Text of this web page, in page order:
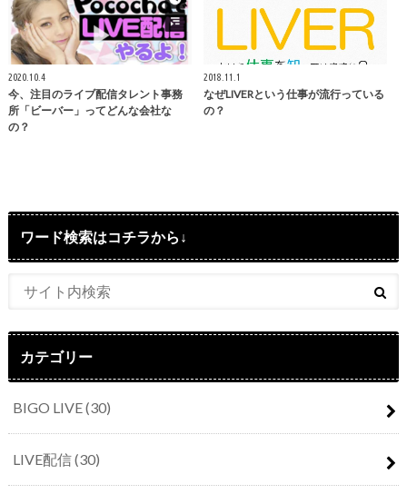
2020.10.4
今、注目のライブ配信タレント事務
所「ビーバー」ってどんな会社な
の？
2018.11.1
なぜLIVERという仕事が流行っている
の？
ワード検索はコチラから↓
カテゴリー
BIGO LIVE(30)
LIVE配信(30)